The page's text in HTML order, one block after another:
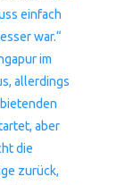
einfach
war.“
im
allerdings
aber
die
zurück,